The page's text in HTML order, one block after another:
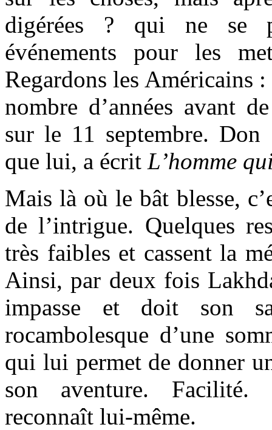
digérées ? qui ne se
événements pour les
Regardons les Américains
nombre d’années avant
sur le 11 septembre.
que lui, a écrit L’homme
Mais là où le bât blesse,
de l’intrigue. Quelques
très faibles et cassent la
Ainsi, par deux fois
impasse et doit son
rocambolesque d’une
qui lui permet de donner
son aventure. Facilité.
reconnaît lui-même.